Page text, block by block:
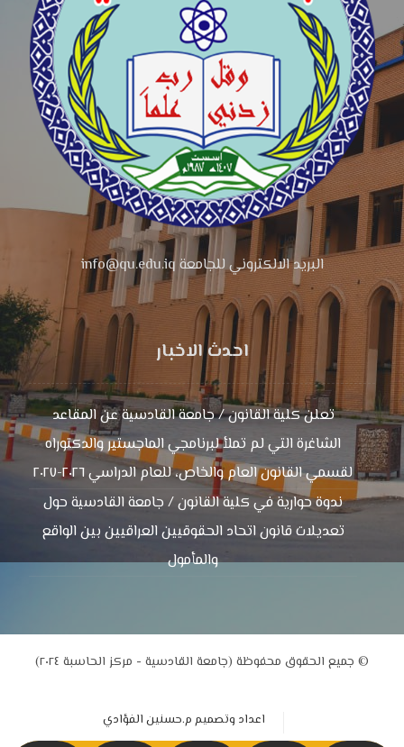
البريد الالكتروني للجامعة info@qu.edu.iq
احدث الاخبار
تعلن كلية القانون / جامعة القادسية عن المقاعد
الشاغرة التي لم تملأ لبرنامجي الماجستير والدكتوراه
لقسمي القانون العام والخاص، للعام الدراسي ٢٠٢٦-٢٠٢٧
ندوة حوارية في كلية القانون / جامعة القادسية حول
تعديلات قانون اتحاد الحقوقيين العراقيين بين الواقع
والمأمول
© جميع الحقوق محفوظة (جامعة القادسية - مركز الحاسبة ٢٠٢٤)
اعداد وتصميم م.حسنين الفؤادي